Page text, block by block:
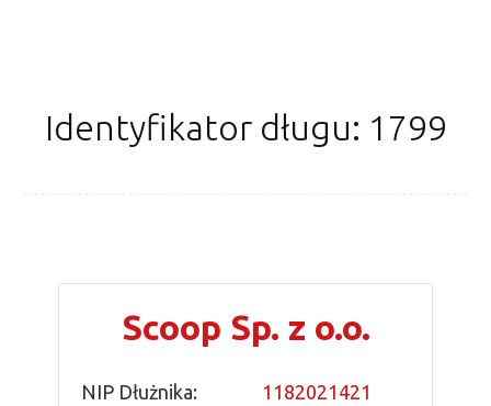
Identyfikator długu: 1799
Scoop Sp. z o.o.
NIP Dłużnika: 1182021421